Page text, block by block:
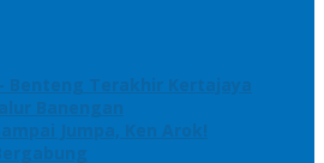
Benteng Terakhir Kertajaya
Banengan
Jumpa, Ken Arok!